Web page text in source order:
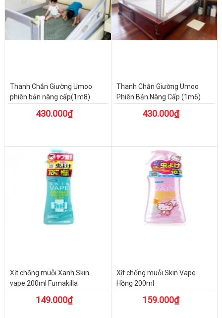
Thanh Chắn Giường Umoo
phiên bản nâng cấp(1m8)
430.000₫
Thanh Chắn Giường Umoo
Phiên Bản Nâng Cấp (1m6)
430.000₫
Xịt chống muỗi Xanh Skin
vape 200ml Fumakilla
149.000₫
Xịt chống muỗi Skin Vape
Hồng 200ml
159.000₫